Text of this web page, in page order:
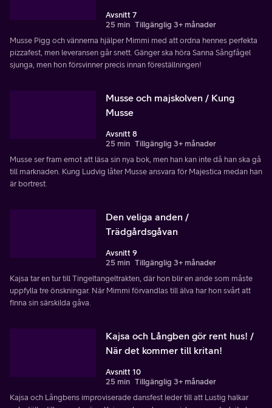
Avsnitt 7
25 min Tillgänglig 3+ månader
Musse Pigg och vännerna hjälper Mimmi med att ordna hennes perfekta
pizzafest, men leveransen går snett. Gänger ska höra Sanna Sångfågel
sjunga, men hon försvinner precis innan föreställningen!
Musse och majskolven / Kung
Musse
Avsnitt 8
25 min Tillgänglig 3+ månader
Musse ser fram emot att läsa sin nya bok, men han kan inte då han ska gå
till marknaden. Kung Ludvig låter Musse ansvara för Majestica medan han
är bortrest.
Den veliga anden /
Trädgårdsgåvan
Avsnitt 9
25 min Tillgänglig 3+ månader
Kajsa tar en tur till Tingeltangeltrakten, där hon blir en ande som måste
uppfylla tre önskningar. När Mimmi förvandlas till älva har hon svårt att
finna sin särskilda gåva.
Kajsa och Långben gör rent hus! /
När det kommer till kritan!
Avsnitt 10
25 min Tillgänglig 3+ månader
Kajsa och Långbens improviserade dansfest leder till att Lustig halkar